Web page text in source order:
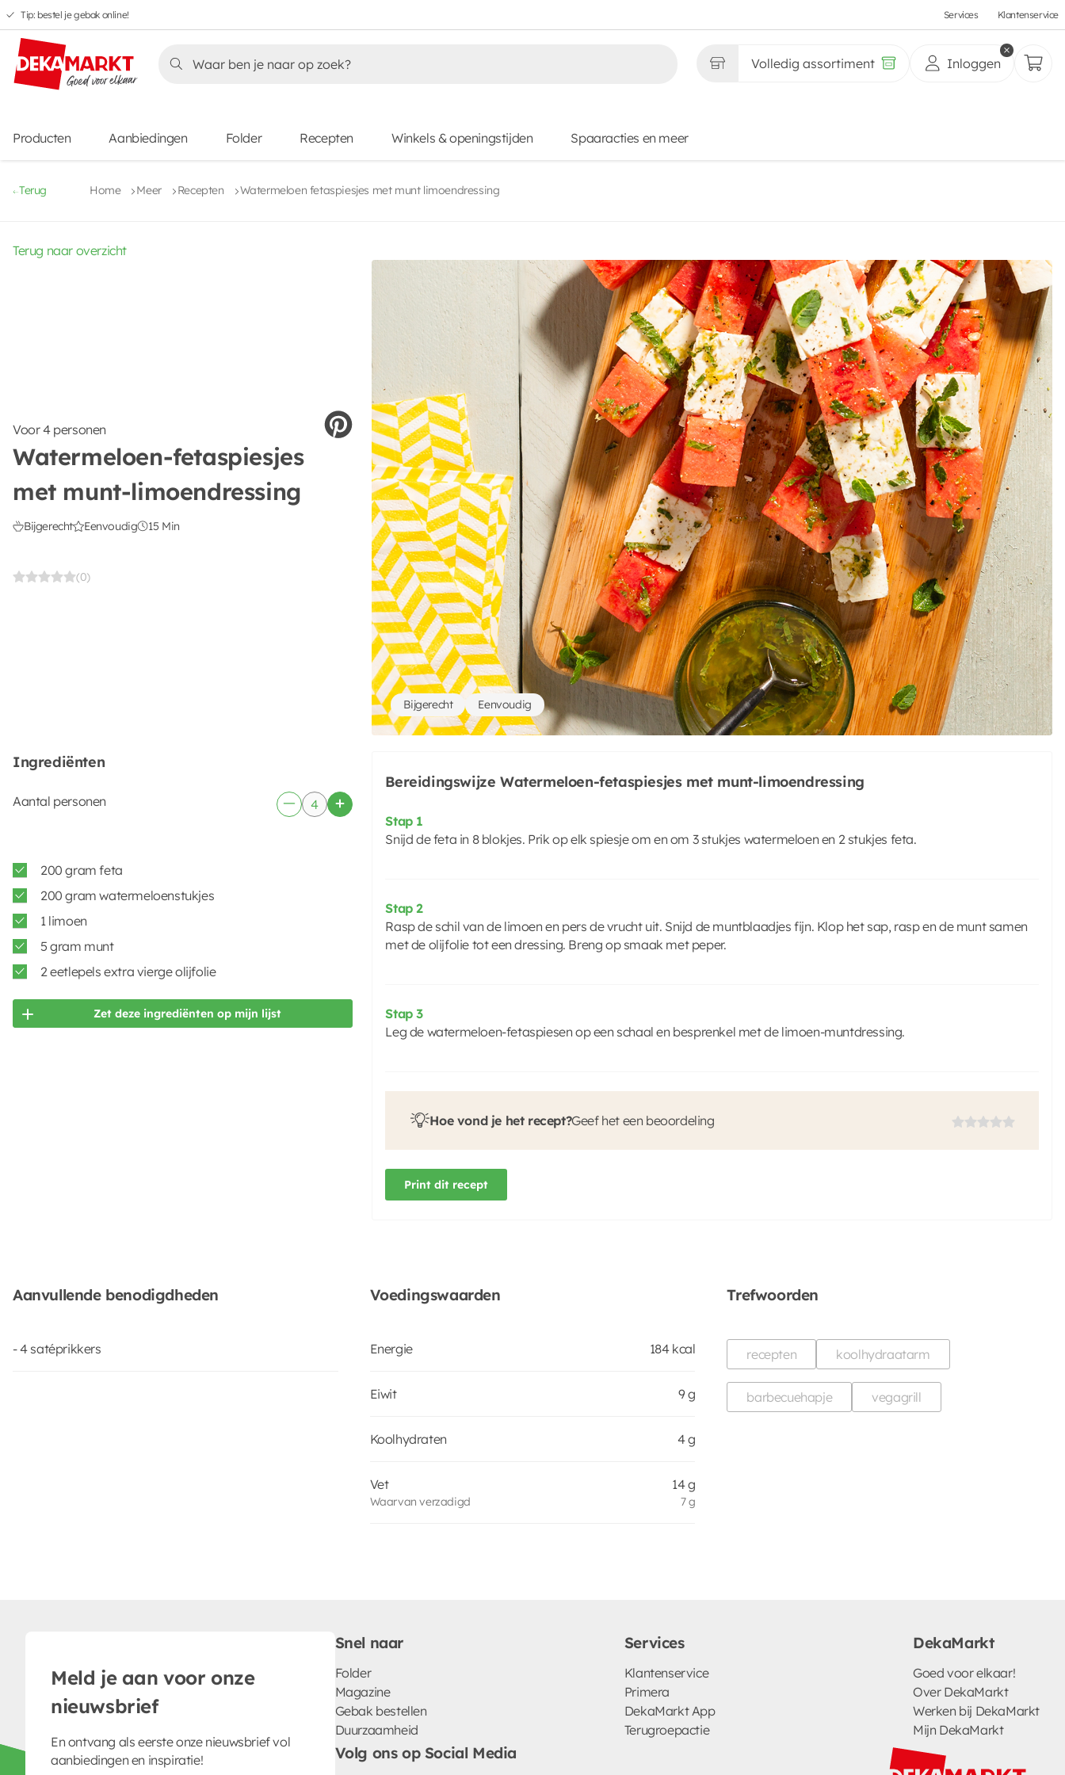
Overslaan
naar
hoofdnavigatie
Overslaan
naar
hoofdinhoud
Overslaan
naar
voettekstinhoud
Overslaan
naar
aanbiedingen
Tip: bestel je gebak online! Services Klantenservice
Volledig assortiment Inloggen
Producten Aanbiedingen Folder Recepten Winkels & openingstijden Spaaracties en meer
Terug Home Meer Recepten Watermeloen fetaspiesjes met munt limoendressing
Terug naar overzicht
Voor 4 personen
Watermeloen-fetaspiesjes
met munt-limoendressing
Bijgerecht Eenvoudig 15 Min
(0)
Bijgerecht Eenvoudig
Ingrediënten
Aantal personen
200 gram feta
200 gram watermeloenstukjes
1 limoen
5 gram munt
2 eetlepels extra vierge olijfolie
Zet deze ingrediënten op mijn lijst
Bereidingswijze Watermeloen-fetaspiesjes met munt-limoendressing
Stap 1
Snijd de feta in 8 blokjes. Prik op elk spiesje om en om 3 stukjes watermeloen en 2 stukjes feta.
Stap 2
Rasp de schil van de limoen en pers de vrucht uit. Snijd de muntblaadjes fijn. Klop het sap, rasp en de munt samen
met de olijfolie tot een dressing. Breng op smaak met peper.
Stap 3
Leg de watermeloen-fetaspiesen op een schaal en besprenkel met de limoen-muntdressing.
Hoe vond je het recept?Geef het een beoordeling
Print dit recept
Aanvullende benodigdheden
- 4 satéprikkers
Voedingswaarden
Energie 184 kcal
Eiwit 9 g
Koolhydraten 4 g
Vet 14 g
Waarvan verzadigd 7 g
Trefwoorden
recepten koolhydraatarm
barbecuehapje vegagrill
Meld je aan voor onze
nieuwsbrief
En ontvang als eerste onze nieuwsbrief vol
aanbiedingen en inspiratie!
Snel naar
Folder
Magazine
Gebak bestellen
Duurzaamheid
Services
Klantenservice
Primera
DekaMarkt App
Terugroepactie
DekaMarkt
Goed voor elkaar!
Over DekaMarkt
Werken bij DekaMarkt
Mijn DekaMarkt
Volg ons op Social Media